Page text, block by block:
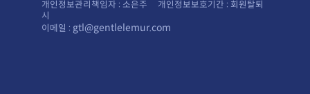
시
이메일 : gtl@gentlelemur.com